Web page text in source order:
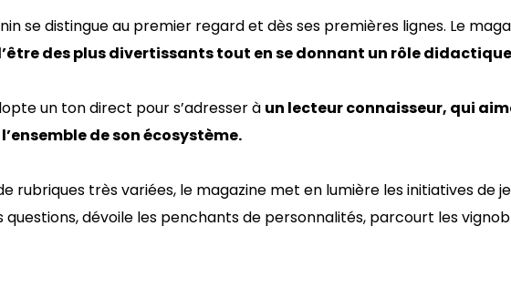
se distingue au premier regard et dès ses premières lignes. Le
des plus divertissants tout en se donnant un rôle
un ton direct pour s’adresser à un lecteur connaisseur, qui
de son écosystème.
rubriques très variées, le magazine met en lumière les initiatives de
questions, dévoile les penchants de personnalités, parcourt les